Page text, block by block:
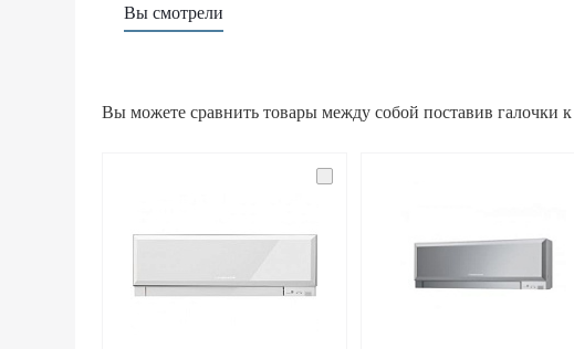
Вы смотрели
Вы можете сравнить товары между собой поставив